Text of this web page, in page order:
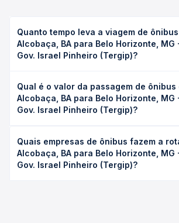
Quanto tempo leva a viagem de
Alcobaça, BA para Belo Horizonte, MG
Gov. Israel Pinheiro (Tergip)?
MG - Terminal Gov. Israel Pinheiro
15h 13min, podendo variar conforme a
serviço (convencional, executivo ou
desejada.
Qual é o valor da passagem de ônibus
Alcobaça, BA para Belo Horizonte, MG
Gov. Israel Pinheiro (Tergip)?
Belo Horizonte, MG - Terminal Gov. Israel
custa em média R$ 390,21 e varia
viagem, a empresa, o tipo de poltrona e
Quais empresas de ônibus fazem a
Alcobaça, BA para Belo Horizonte, MG
Gov. Israel Pinheiro (Tergip)?